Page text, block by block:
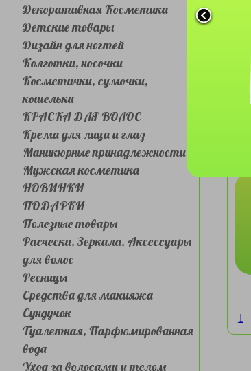
Декоративная Косметика
Детские товары
Дизайн для ногтей
Колготки, носочки
Косметички, сумочки,
кошельки
КРАСКА ДЛЯ ВОЛОС
Крема для лица и глаз
Маникюрные принадлежности
Мужская косметика
НОВИНКИ
ПОДАРКИ
Полезные товары
Расчески, Зеркала, Аксессуары
для волос
Ресницы
Средства для макияжа
Сундучок
Туалетная, Парфюмированная
вода
Уход за волосами и телом
1